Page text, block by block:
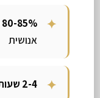
80-85%
אנושית
2-4 שעות